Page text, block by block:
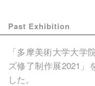
Past Exhibition
「多摩美術大学大学
ズ修了制作展2021」
した。